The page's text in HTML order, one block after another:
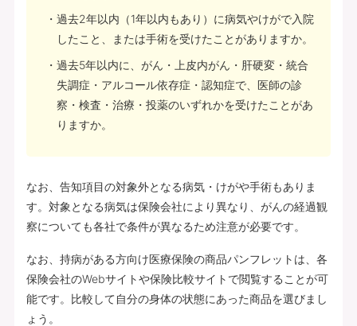
過去2年以内（1年以内もあり）に病気やけがで入院
したこと、または手術を受けたことがありますか。
過去5年以内に、がん・上皮内がん・肝硬変・統合
失調症・アルコール依存症・認知症で、医師の診
察・検査・治療・投薬のいずれかを受けたことがあ
りますか。
なお、告知項目の対象外となる病気・けがや手術もありま
す。対象となる病気は保険会社により異なり、がんの経過観
察についても各社で条件が異なるため注意が必要です。
なお、持病がある方向け医療保険の商品パンフレットは、各
保険会社のWebサイトや保険比較サイトで閲覧することが可
能です。比較して自分の身体の状態にあった商品を選びまし
ょう。